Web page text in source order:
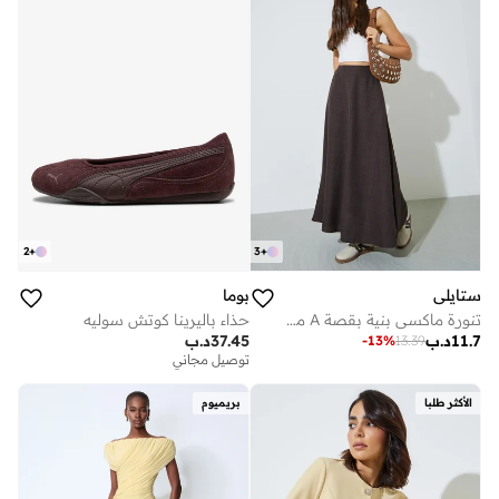
+
3
ستايلي
تنورة ماكسي بنية بقصة A مع جيوب جانبية
د.ب11.7
13.39
-13%
+
2
بوما
حذاء باليرينا كوتش سوليه
د.ب37.45
توصيل مجاني
الأكثر طلبا بريميوم